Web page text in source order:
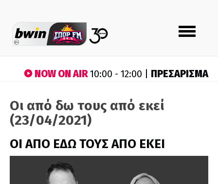
Toggle
navigation
NOW ON AIR10:00 - 12:00 | ΠΡΕΣΑΡΙΣΜΑ
Οι από δω τους από εκεί
(23/04/2021)
ΟΙ ΑΠΟ ΕΔΩ ΤΟΥΣ ΑΠΟ ΕΚΕΙ